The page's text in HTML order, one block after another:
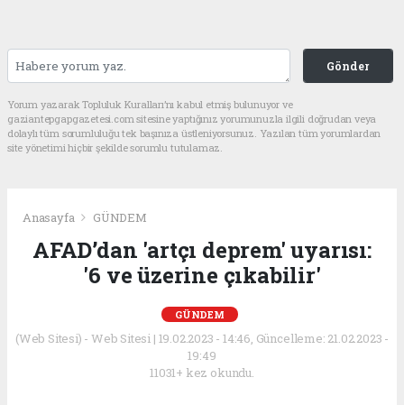
Gönder
Yorum yazarak Topluluk Kuralları’nı kabul etmiş bulunuyor ve
gaziantepgapgazetesi.com sitesine yaptığınız yorumunuzla ilgili doğrudan veya
dolaylı tüm sorumluluğu tek başınıza üstleniyorsunuz. Yazılan tüm yorumlardan
site yönetimi hiçbir şekilde sorumlu tutulamaz.
Anasayfa GÜNDEM
AFAD’dan 'artçı deprem' uyarısı:
'6 ve üzerine çıkabilir'
GÜNDEM
(Web Sitesi) - Web Sitesi | 19.02.2023 - 14:46, Güncelleme: 21.02.2023 -
19:49
11031+ kez okundu.